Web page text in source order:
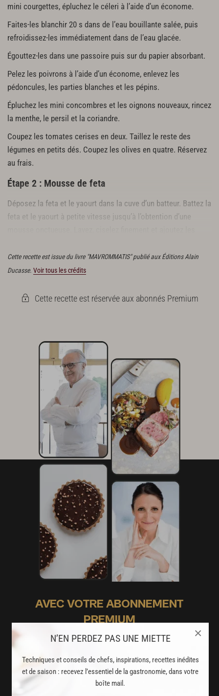
N’EN PERDEZ PAS UNE MIETTE
Techniques et conseils de chefs, inspirations, recettes inédites
et de saison : recevez l’essentiel de la gastronomie, dans votre
boîte mail.
×
1 pincée de sel de céleri
Finitions et dressage
300 g de feta en dés
Feuilles de câprier de chypre
Quelques feuilles de menthe et de coriandre
mini courgettes, épluchez le céleri à l’aide d’un économe.
Faites-les blanchir 20 s dans de l’eau bouillante salée, puis
refroidissez-les immédiatement dans de l’eau glacée.
Égouttez-les dans une passoire puis sur du papier absorbant.
Pelez les poivrons à l’aide d’un économe, enlevez les
pédoncules, les parties blanches et les pépins.
Épluchez les mini concombres et les oignons nouveaux, rincez
la menthe, le persil et la coriandre.
Coupez les tomates cerises en deux. Taillez le reste des
légumes en petits dés. Coupez les olives en quatre. Réservez
au frais.
Étape 2 : Mousse de feta
Déposez la feta et le yaourt dans la cuve d’un batteur. Battez la
feta et le yaourt à petite vitesse jusqu’à l’obtention d’une
Cette recette est issue du livre "MAVROMMATIS" publié aux Éditions Alain
Ducasse. Voir tous les crédits
Cette recette est réservée aux abonnés Premium
AVEC VOTRE ABONNEMENT
PREMIUM
LA CUISINE DES CHEFS, ENFIN ACCESSIBLE !
8000recettes exclusives
partagées par vos chefs préférés